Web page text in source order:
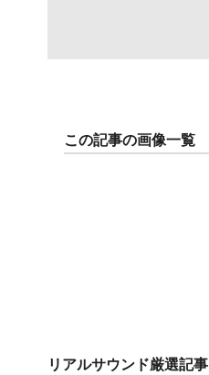
この記事の画像一覧
リアルサウンド厳選記事